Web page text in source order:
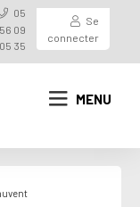
05
56 09
05 35
Se
connecter
MENU